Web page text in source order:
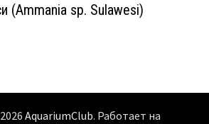
(Ammania sp. Sulawesi)
AquariumClub. Работает на